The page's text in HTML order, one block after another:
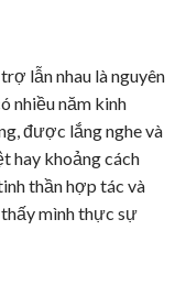
lẫn nhau là nguyên
nhiều năm kinh
được lắng nghe và
hay khoảng cách
thần hợp tác và
mình thực sự